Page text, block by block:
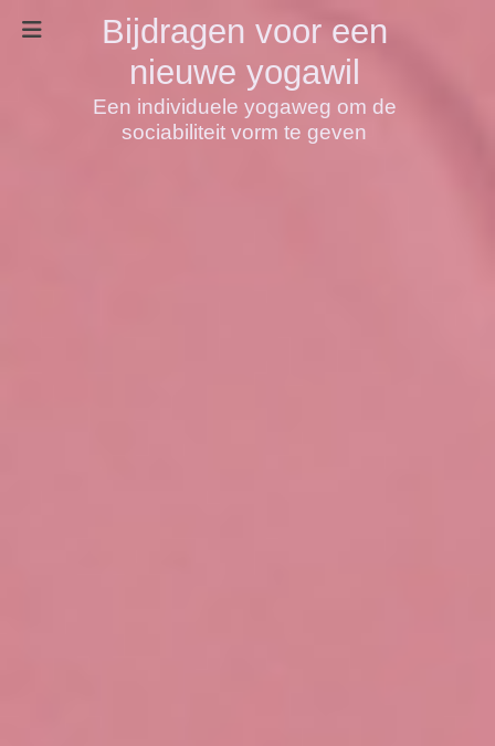
Bijdragen voor een
nieuwe yogawil
Een individuele yogaweg om de
sociabiliteit vorm te geven